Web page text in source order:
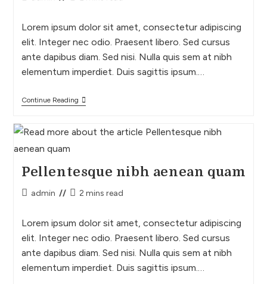
Lorem ipsum dolor sit amet, consectetur adipiscing
elit. Integer nec odio. Praesent libero. Sed cursus
ante dapibus diam. Sed nisi. Nulla quis sem at nibh
elementum imperdiet. Duis sagittis ipsum.…
Continue Reading
Pellentesque nibh aenean quam
admin 2 mins read
Lorem ipsum dolor sit amet, consectetur adipiscing
elit. Integer nec odio. Praesent libero. Sed cursus
ante dapibus diam. Sed nisi. Nulla quis sem at nibh
elementum imperdiet. Duis sagittis ipsum.…